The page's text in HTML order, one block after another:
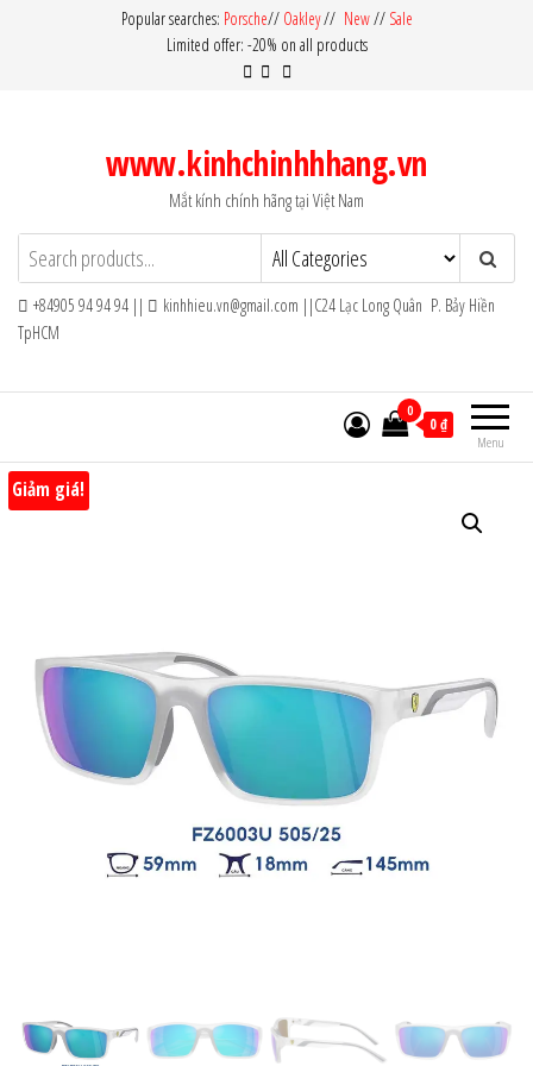
Popular searches: Porsche// Oakley// New// Sale
Limited offer: -20% on all products
www.kinhchinhhhang.vn
Mắt kính chính hãng tại Việt Nam
+84905 94 94 94 ||
kinhhieu.vn@gmail.com ||C24 Lạc Long Quân P. Bảy Hiền
TpHCM
Menu
0
0 ₫
Giảm giá!